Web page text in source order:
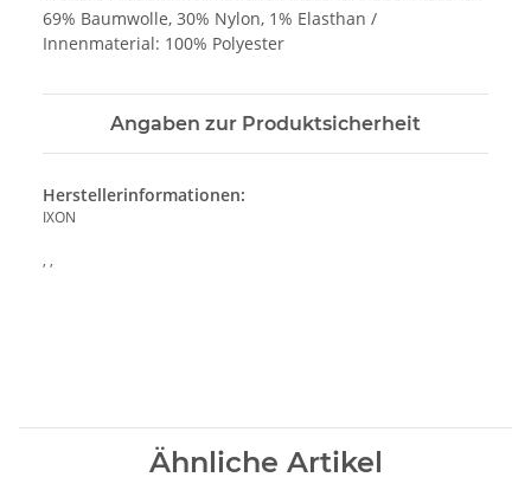
69% Baumwolle, 30% Nylon, 1% Elasthan /
Innenmaterial: 100% Polyester
Angaben zur Produktsicherheit
Herstellerinformationen:
IXON
, ,
Ähnliche Artikel